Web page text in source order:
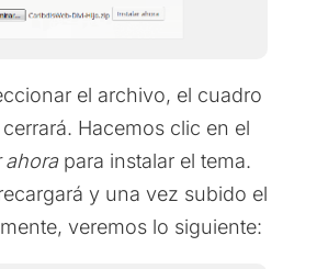
el archivo, el cuadro
Hacemos clic en el
ahorapara instalar el tema.
y una vez subido el
veremos lo siguiente: